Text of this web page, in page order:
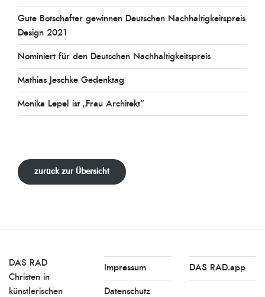
Gute Botschafter gewinnen Deutschen Nachhaltigkeitspreis
Design 2021
Nominiert für den Deutschen Nachhaltigkeitspreis
Mathias Jeschke Gedenktag
Monika Lepel ist „Frau Architekt“
zurück zur Übersicht
DAS RAD
Christen in
künstlerischen
Impressum
Datenschutz
DAS RAD.app